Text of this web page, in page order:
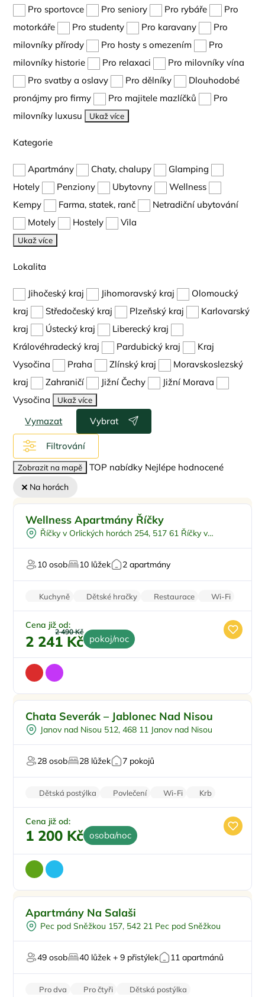
Pro sportovce Pro seniory Pro rybáře
Pro
motorkáře
Pro studenty Pro karavany
Pro
milovníky přírody
Pro hosty s omezením
Pro
milovníky historie
Pro relaxaci
Pro milovníky vína
Pro svatby a oslavy
Pro dělníky
Dlouhodobé
pronájmy pro firmy
Pro majitele mazlíčků
Pro
milovníky luxusu
Ukaž více
Kategorie
Apartmány Chaty, chalupy
Glamping
Hotely
Penziony Ubytovny
Wellness
Kempy
Farma, statek, ranč
Netradiční ubytování
Motely
Hostely Vila
Ukaž více
Lokalita
Jihočeský kraj Jihomoravský kraj
Olomoucký
kraj
Středočeský kraj Plzeňský kraj
Karlovarský
kraj
Ústecký kraj
Liberecký kraj
Královéhradecký kraj
Pardubický kraj
Kraj
Vysočina
Praha Zlínský kraj
Moravskoslezský
kraj
Zahraničí Jižní Čechy
Jižní Morava
Vysočina
Ukaž více
Vymazat Vybrat
Filtrování
Zobrazit na mapě TOP nabídky Nejlépe hodnocené
Na horách
Vnitřní bazén
Dětské hřiště
U sjezdovky
Doporučujeme
Sleva
Wellness Apartmány Říčky
Říčky v Orlických horách 254, 517 61 Říčky v
10 osob
10 lůžek 2 apartmány
Kuchyně Dětské hračky Restaurace
Wi-Fi
Parkování zdarma
Cena již od:
2 490 Kč
2 241 Kč pokoj/noc
Polopenze
U lyžařského střediska
Pro majitele mazlíčků
Chata Severák – Jablonec Nad Nisou
Janov nad Nisou 512, 468 11 Janov nad Nisou
28 osob 28 lůžek 7 pokojů
Dětská postýlka Povlečení Wi-Fi
Krb
Pračka
Cena již od:
1 200 Kč osoba/noc
Pro skupiny
U lyžařského střediska
Zvířata povolena
Apartmány Na Salaši
Pec pod Sněžkou 157, 542 21 Pec pod Sněžkou
49 osob 40 lůžek + 9 přistýlek 11 apartmánů
Pro dva Pro čtyři
Dětská postýlka